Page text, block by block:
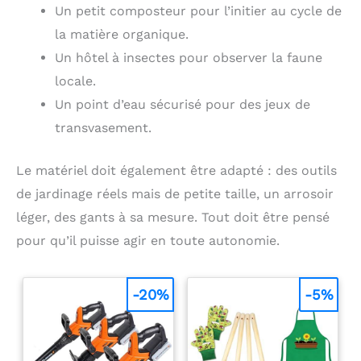
Saint-Valentin ou
jouet créatif et de
Un petit composteur pour l’initier au cycle de
la matière organique.
Un hôtel à insectes pour observer la faune
locale.
Un point d’eau sécurisé pour des jeux de
transvasement.
Le matériel doit également être adapté : des outils
de jardinage réels mais de petite taille, un arrosoir
léger, des gants à sa mesure. Tout doit être pensé
pour qu’il puisse agir en toute autonomie.
-20% -5%